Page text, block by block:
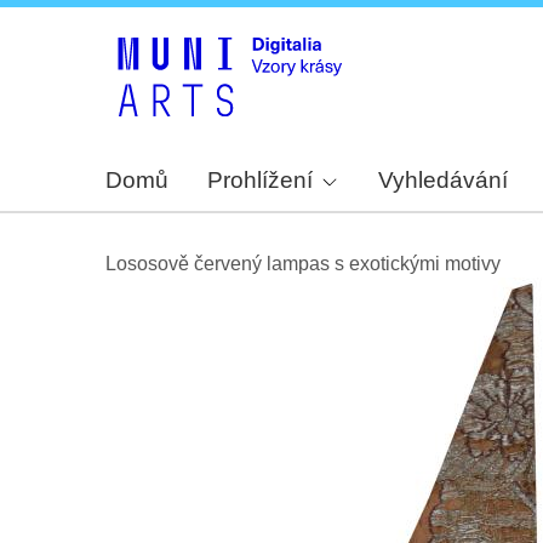
Domů Prohlížení Vyhledávání
Lososově červený lampas s exotickými motivy